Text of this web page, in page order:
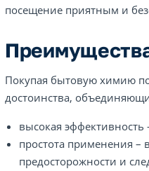
посещение приятным и
Покупая бытовую химию
достоинства,
высокая эффективность
простота применения –
предосторожности и